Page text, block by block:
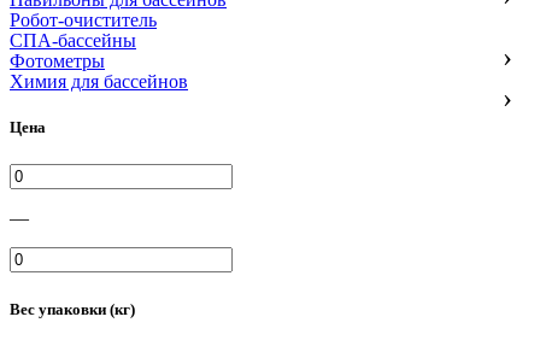
Робот-очиститель
СПА-бассейны
Фотометры
Химия для бассейнов
Цена
—
Вес упаковки (кг)